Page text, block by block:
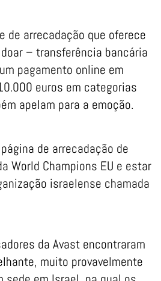
de arrecadação que oferece
– transferência bancária
pagamento online em
euros em categorias
apelam para a emoção.
de arrecadação de
World Champions EU e estar
israelense chamada
da Avast encontraram
muito provavelmente